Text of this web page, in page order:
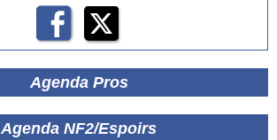
Agenda Pros
Agenda NF2/Espoirs